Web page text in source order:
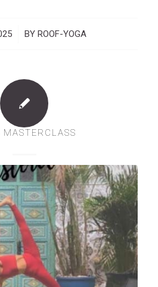
BY ROOF-YOGA
MASTERCLASS